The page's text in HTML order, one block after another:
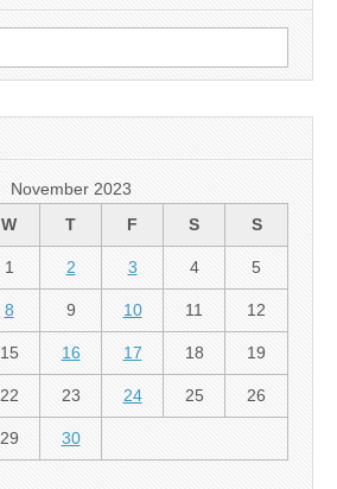
November 2023
W T F S S
1 2 3 4 5
8 9 10 11 12
15 16 17 18 19
22 23 24 25 26
29
30